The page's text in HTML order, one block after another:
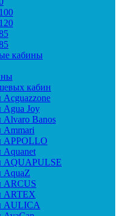
кабины
кабин
Joy
Banos
APPOLLO
AQUAPULSE
AquaZ
ARCUS
ARTEX
AULICA